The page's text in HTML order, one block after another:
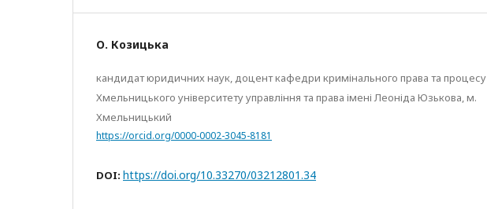
О. Козицька
кандидат юридичних наук, доцент кафедри кримінального права та процесу
Хмельницького університету управління та права імені Леоніда Юзькова, м.
Хмельницький
https://orcid.org/0000-0002-3045-8181
DOI: https://doi.org/10.33270/03212801.34